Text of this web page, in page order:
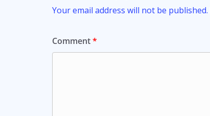
Your email address will not be published.
Comment*